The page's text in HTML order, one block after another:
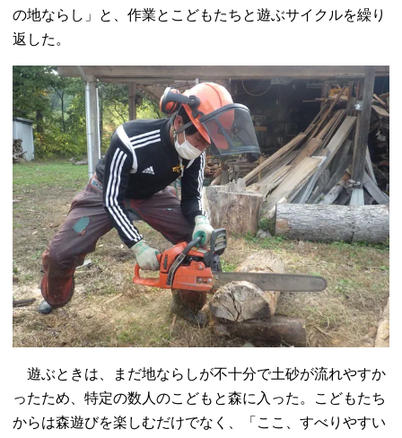
の地ならし」と、作業とこどもたちと遊ぶサイクルを繰り
返した。
遊ぶときは、まだ地ならしが不十分で土砂が流れやすか
ったため、特定の数人のこどもと森に入った。こどもたち
からは森遊びを楽しむだけでなく、「ここ、すべりやすい